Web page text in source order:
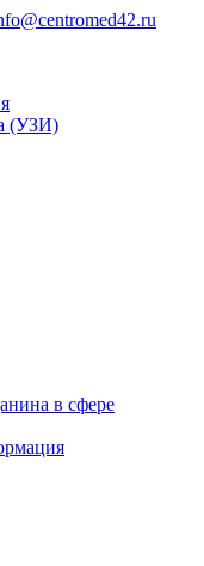
(УЗИ)
в сфере